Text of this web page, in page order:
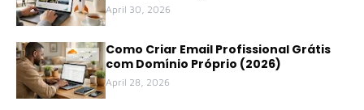
April 30, 2026
Como Criar Email Profissional Grátis
com Domínio Próprio (2026)
April 28, 2026